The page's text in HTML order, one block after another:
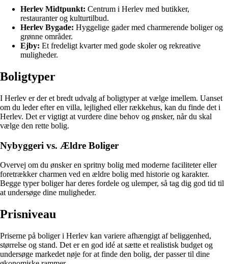
Herlev Midtpunkt: Centrum i Herlev med butikker,
restauranter og kulturtilbud.
Herlev Bygade: Hyggelige gader med charmerende boliger og
grønne områder.
Ejby: Et fredeligt kvarter med gode skoler og rekreative
muligheder.
Boligtyper
I Herlev er der et bredt udvalg af boligtyper at vælge imellem. Uanset
om du leder efter en villa, lejlighed eller rækkehus, kan du finde det i
Herlev. Det er vigtigt at vurdere dine behov og ønsker, når du skal
vælge den rette bolig.
Nybyggeri vs. Ældre Boliger
Overvej om du ønsker en spritny bolig med moderne faciliteter eller
foretrækker charmen ved en ældre bolig med historie og karakter.
Begge typer boliger har deres fordele og ulemper, så tag dig god tid til
at undersøge dine muligheder.
Prisniveau
Priserne på boliger i Herlev kan variere afhængigt af beliggenhed,
størrelse og stand. Det er en god idé at sætte et realistisk budget og
undersøge markedet nøje for at finde den bolig, der passer til dine